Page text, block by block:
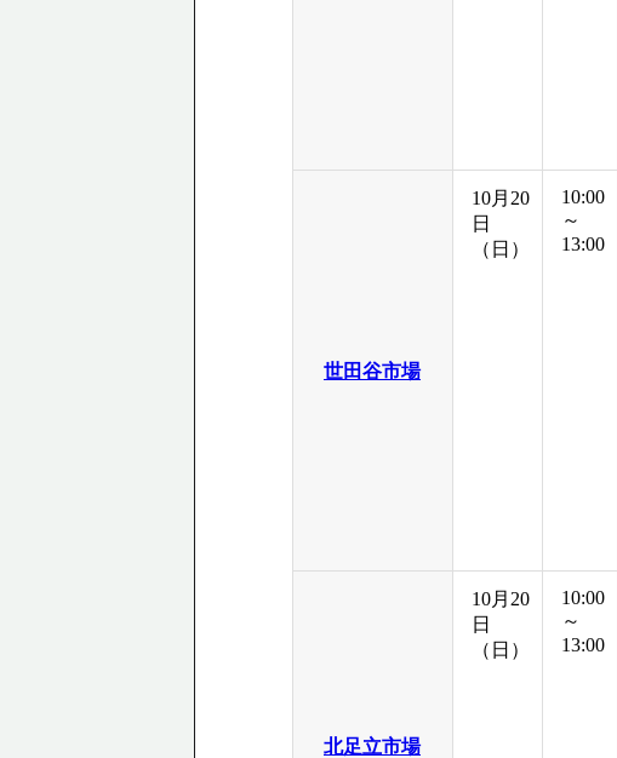
世田谷市場
10月20
日
（日）
10:00
～
13:00
北足立市場
10月20
日
（日）
10:00
～
13:00